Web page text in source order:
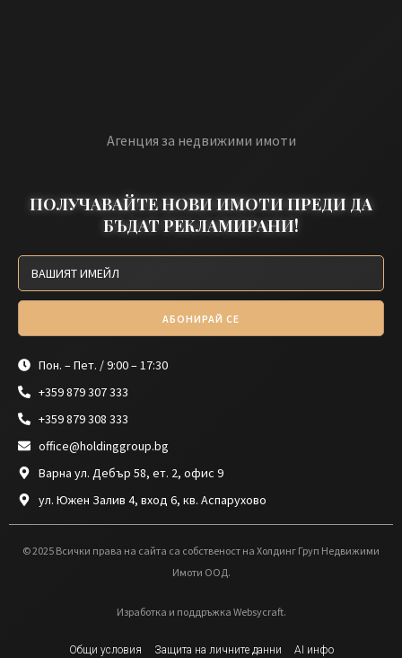
Агенция за недвижими имоти
ПОЛУЧАВАЙТЕ НОВИ ИМОТИ ПРЕДИ ДА
БЪДАТ РЕКЛАМИРАНИ!
АБОНИРАЙ СЕ
Пон. – Пет. / 9:00 – 17:30
+359 879 307 333
+359 879 308 333
office@holdinggroup.bg
Варна ул. Дебър 58, ет. 2, офис 9
ул. Южен Залив 4, вход 6, кв. Аспарухово
© 2025 Всички права на сайта са собственост на Холдинг Груп Недвижими
Имоти ООД.
Изработка и поддръжка Websycraft.
Общи условия Защита на личните данни AI инфо